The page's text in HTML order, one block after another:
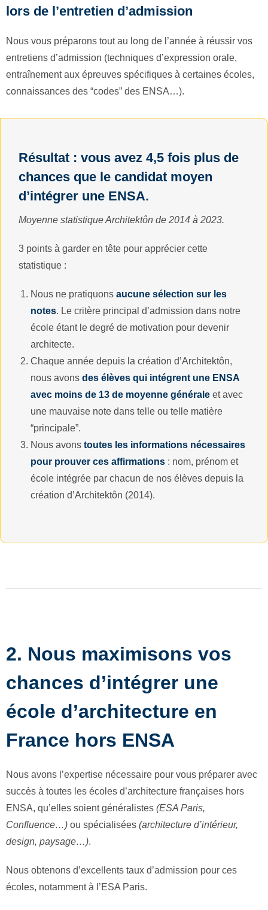
lors de l’entretien d’admission
Nous vous préparons tout au long de l’année à réussir vos
entretiens d’admission (techniques d’expression orale,
entraînement aux épreuves spécifiques à certaines écoles,
connaissances des “codes” des ENSA…).
Résultat : vous avez 4,5 fois plus de
chances que le candidat moyen
d’intégrer une ENSA.
Moyenne statistique Architektôn de 2014 à 2023.
3 points à garder en tête pour apprécier cette
statistique :
Nous ne pratiquons aucune sélection sur les
notes. Le critère principal d’admission dans notre
école étant le degré de motivation pour devenir
architecte.
Chaque année depuis la création d’Architektôn,
nous avons des élèves qui intégrent une ENSA
avec moins de 13 de moyenne générale et avec
une mauvaise note dans telle ou telle matière
“principale”.
Nous avons toutes les informations nécessaires
pour prouver ces affirmations : nom, prénom et
école intégrée par chacun de nos élèves depuis la
création d’Architektôn (2014).
2. Nous maximisons vos
chances d’intégrer une
école d’architecture en
France hors ENSA
Nous avons l’expertise nécessaire pour vous préparer avec
succès à toutes les écoles d’architecture françaises hors
ENSA, qu’elles soient généralistes (ESA Paris,
Confluence…) ou spécialisées (architecture d’intérieur,
design, paysage…).
Nous obtenons d’excellents taux d’admission pour ces
écoles, notamment à l’ESA Paris.